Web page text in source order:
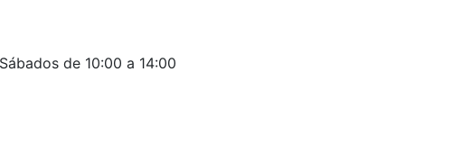
de 10:00 a 14:00